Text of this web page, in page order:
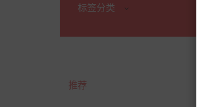
标签分类
推荐